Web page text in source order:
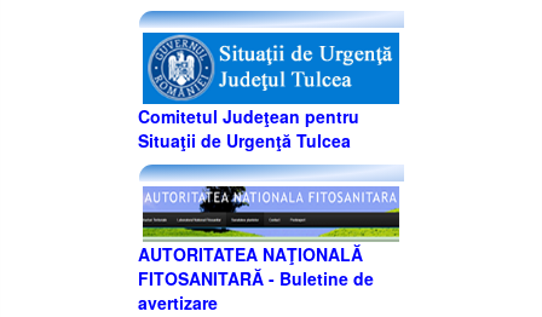
Comitetul Judeţean pentru
Situaţii de Urgenţă Tulcea
AUTORITATEA NAŢIONALĂ
FITOSANITARĂ - Buletine de
avertizare